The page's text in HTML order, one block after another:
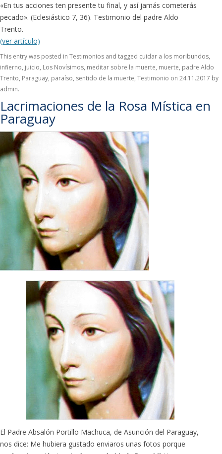
«En tus acciones ten presente tu final, y así jamás cometerás
pecado». (Eclesiástico 7, 36). Testimonio del padre Aldo
Trento.
(ver artículo)
This entry was posted in Testimonios and tagged cuidar a los moribundos,
infierno, juicio, Los Novísimos, meditar sobre la muerte, muerte, padre Aldo
Trento, Paraguay, paraíso, sentido de la muerte, Testimonio on 24.11.2017 by
admin.
Lacrimaciones de la Rosa Mística en
Paraguay
El Padre Absalón Portillo Machuca, de Asunción del Paraguay,
nos dice: Me hubiera gustado enviaros unas fotos porque